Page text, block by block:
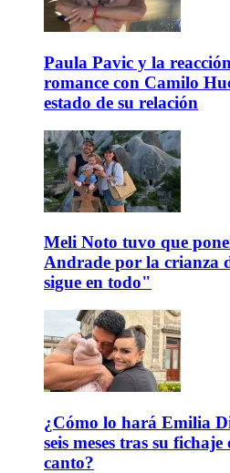
Paula Pavic y la
romance con Camilo
estado de su relación
Meli Noto tuvo que
Andrade por la crianza
sigue en todo"
¿Cómo lo hará Emilia
seis meses tras su
canto?